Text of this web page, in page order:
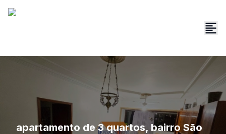
apartamento de 3 quartos, bairro São